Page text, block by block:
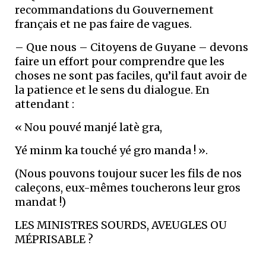
recommandations du Gouvernement
français et ne pas faire de vagues.
– Que nous – Citoyens de Guyane – devons
faire un effort pour comprendre que les
choses ne sont pas faciles, qu’il faut avoir de
la patience et le sens du dialogue. En
attendant :
« Nou pouvé manjé latè gra,
Yé minm ka touché yé gro manda ! ».
(Nous pouvons toujour sucer les fils de nos
caleçons, eux-mêmes toucherons leur gros
mandat !)
LES MINISTRES SOURDS, AVEUGLES OU
MÉPRISABLE ?